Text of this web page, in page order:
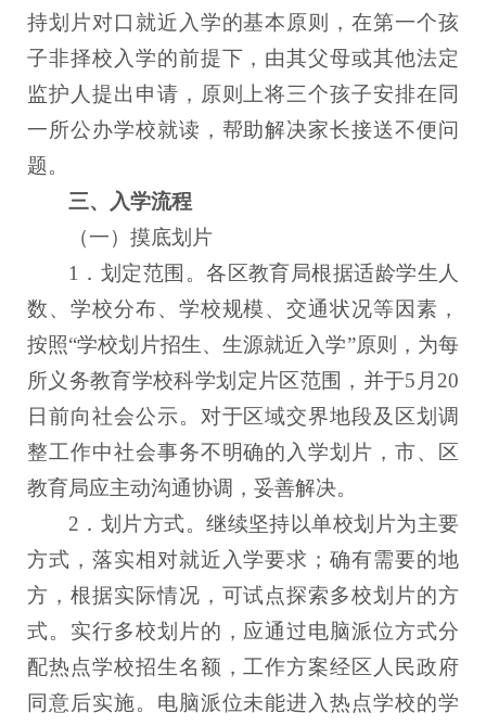
持划片对口就近入学的基本原则，在第一个孩
子非择校入学的前提下，由其父母或其他法定
监护人提出申请，原则上将三个孩子安排在同
一所公办学校就读，帮助解决家长接送不便问
题。
三、入学流程
（一）摸底划片
1．划定范围。各区教育局根据适龄学生人
数、学校分布、学校规模、交通状况等因素，
按照“学校划片招生、生源就近入学”原则，为每
所义务教育学校科学划定片区范围，并于5月20
日前向社会公示。对于区域交界地段及区划调
整工作中社会事务不明确的入学划片，市、区
教育局应主动沟通协调，妥善解决。
2．划片方式。继续坚持以单校划片为主要
方式，落实相对就近入学要求；确有需要的地
方，根据实际情况，可试点探索多校划片的方
式。实行多校划片的，应通过电脑派位方式分
配热点学校招生名额，工作方案经区人民政府
同意后实施。电脑派位未能进入热点学校的学